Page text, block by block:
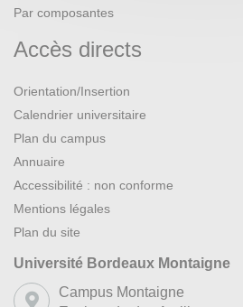
Par composantes
Accès directs
Orientation/Insertion
Calendrier universitaire
Plan du campus
Annuaire
Accessibilité : non conforme
Mentions légales
Plan du site
Université Bordeaux Montaigne
Campus Montaigne